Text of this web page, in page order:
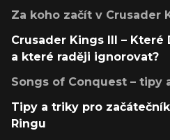
Za koho začít v Crusader
Crusader Kings III –
a které raději ignorovat?
Songs of Conquest – tipy
Tipy a triky pro
Ringu